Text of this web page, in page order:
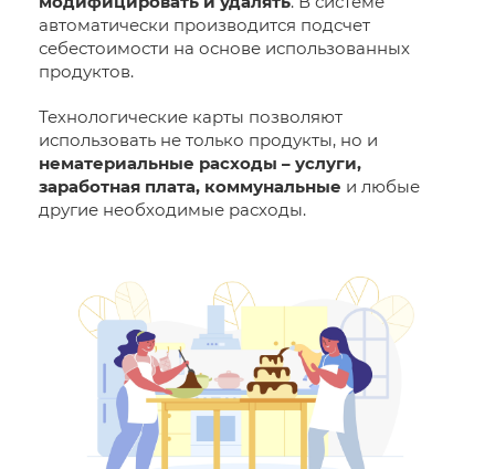
автоматически производится подсчет
себестоимости на основе использованных
продуктов.
Технологические карты позволяют
использовать не только продукты, но и
нематериальные расходы – услуги,
заработная плата, коммунальные и любые
другие необходимые расходы.